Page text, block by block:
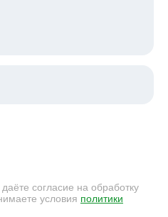
согласие на обработку
условия политики